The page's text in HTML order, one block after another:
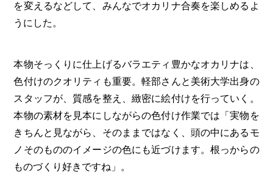
を変えるなどして、みんなでオカリナ合奏を楽しめるよ
うにした。
本物そっくりに仕上げるバラエティ豊かなオカリナは、
色付けのクオリティも重要。軽部さんと美術大学出身の
スタッフが、質感を整え、緻密に絵付けを行っていく。
本物の素材を見本にしながらの色付け作業では「実物を
きちんと見ながら、そのままではなく、頭の中にあるモ
ノそのもののイメージの色にも近づけます。根っからの
ものづくり好きですね」。